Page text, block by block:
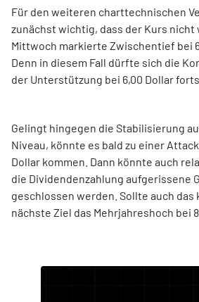
Für den weiteren charttechnischen
zunächst wichtig, dass der Kurs nicht
Mittwoch markierte Zwischentief bei
Denn in diesem Fall dürfte sich die
der Unterstützung bei 6,00 Dollar
Gelingt hingegen die Stabilisierung
Niveau, könnte es bald zu einer
Dollar kommen. Dann könnte auch
die Dividendenzahlung aufgerissene
geschlossen werden. Sollte auch das
nächste Ziel das Mehrjahreshoch bei